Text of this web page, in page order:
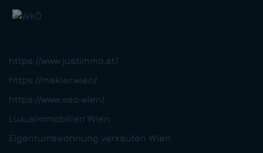
https://www.justimmo.at/
https://makler.wien/
https://www.seo.wien/
Luxusimmobilien Wien
Eigentumswohnung verkaufen Wien